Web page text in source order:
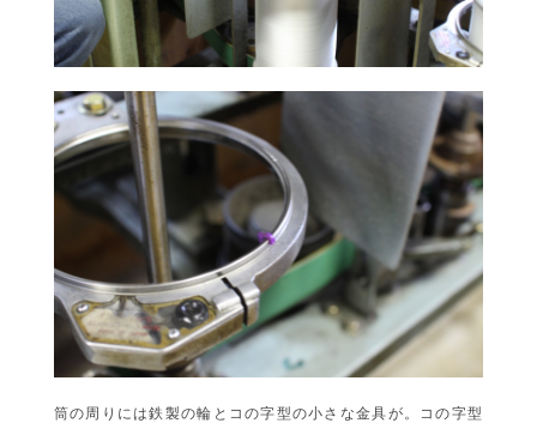
筒の周りには鉄製の輪とコの字型の小さな金具が。コの字型